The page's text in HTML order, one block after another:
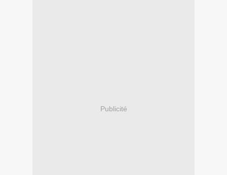
Publicité